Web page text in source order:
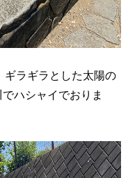
ラギラとした太陽の
ハシャイでおりま